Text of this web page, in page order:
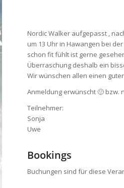
Nordic Walker aufgepasst ,
um 13 Uhr in Hawangen bei
schon fit fühlt ist gerne
Überraschung deshalb ein
Wir wünschen allen einen
Anmeldung erwünscht 🙂 bzw.
Teilnehmer:
Sonja
Uwe
Bookings
Buchungen sind für diese
2025/26